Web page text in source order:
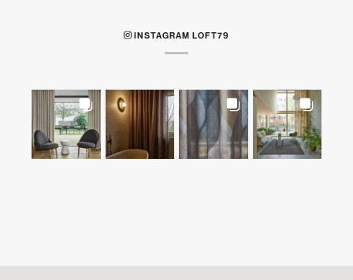
INSTAGRAM LOFT79